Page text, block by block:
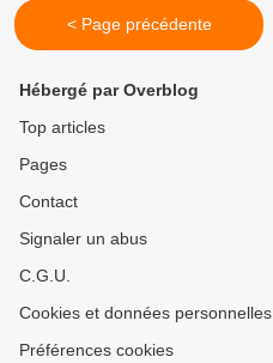
< Page précédente
Hébergé par Overblog
Top articles
Pages
Contact
Signaler un abus
C.G.U.
Cookies et données personnelles
Préférences cookies